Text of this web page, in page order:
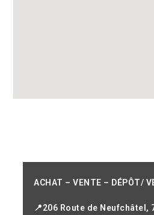
ACHAT – VENTE – DÉPÔT/
📍206 Route de Neufchâtel,